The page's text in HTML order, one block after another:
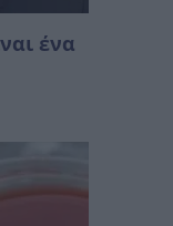
ένα